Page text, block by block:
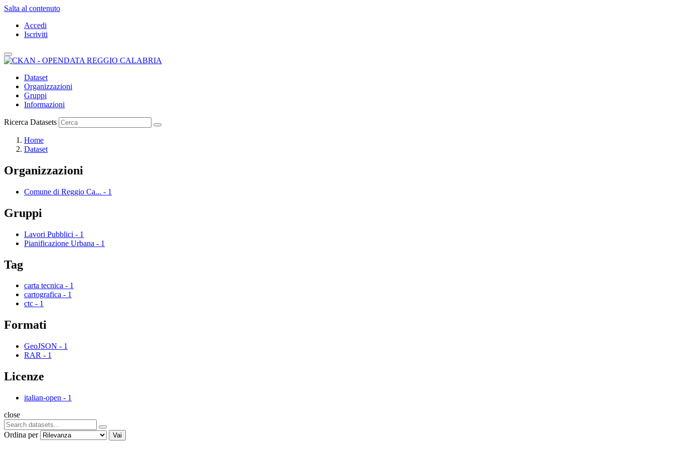
Salta al contenuto
Accedi
Iscriviti
Dataset
Organizzazioni
Gruppi
Informazioni
Ricerca Datasets
Home
Dataset
Organizzazioni
Comune di Reggio Ca... - 1
Gruppi
Lavori Pubblici - 1
Pianificazione Urbana - 1
Tag
carta tecnica - 1
cartografica - 1
ctc - 1
Formati
GeoJSON - 1
RAR - 1
Licenze
italian-open - 1
close
Ordina per Vai